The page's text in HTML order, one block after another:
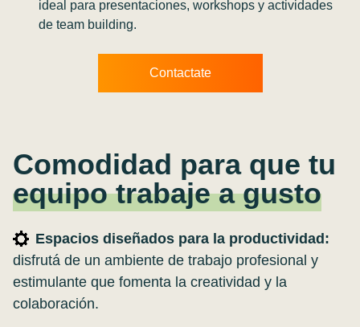
ideal para presentaciones, workshops y actividades
de team building.
Contactate
Comodidad para que tu
equipo trabaje a gusto
Espacios diseñados para la productividad:
disfrutá de un ambiente de trabajo profesional y
estimulante que fomenta la creatividad y la
colaboración.